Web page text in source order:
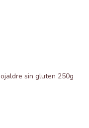
sin gluten 250g